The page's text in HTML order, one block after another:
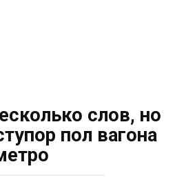
слов, но
пол вагона